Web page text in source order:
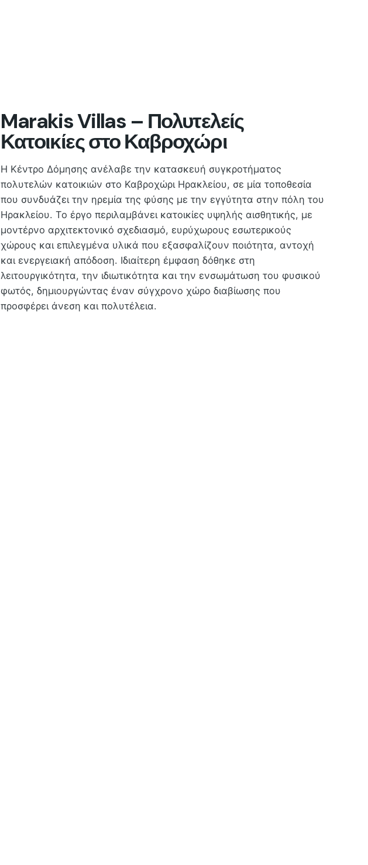
Marakis Villas – Πολυτελείς
Κατοικίες στο Καβροχώρι
Η Κέντρο Δόμησης ανέλαβε την κατασκευή συγκροτήματος
πολυτελών κατοικιών στο Καβροχώρι Ηρακλείου, σε μία τοποθεσία
που συνδυάζει την ηρεμία της φύσης με την εγγύτητα στην πόλη του
Ηρακλείου. Το έργο περιλαμβάνει κατοικίες υψηλής αισθητικής, με
μοντέρνο αρχιτεκτονικό σχεδιασμό, ευρύχωρους εσωτερικούς
χώρους και επιλεγμένα υλικά που εξασφαλίζουν ποιότητα, αντοχή
και ενεργειακή απόδοση. Ιδιαίτερη έμφαση δόθηκε στη
λειτουργικότητα, την ιδιωτικότητα και την ενσωμάτωση του φυσικού
φωτός, δημιουργώντας έναν σύγχρονο χώρο διαβίωσης που
προσφέρει άνεση και πολυτέλεια.